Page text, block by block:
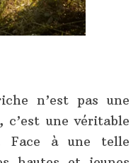
n’est pas une
une véritable
Face à une telle